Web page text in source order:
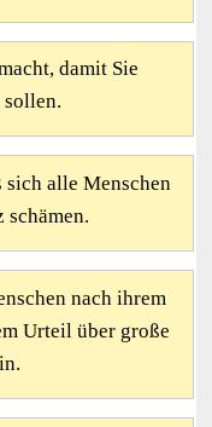
damit Sie
sollen.
sich alle Menschen
schämen.
nach ihrem
Urteil über große